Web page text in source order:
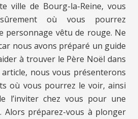
ville de Bourg-la-Reine, vous
où vous pourrez
personnage vêtu de rouge. Ne
nous avons préparé un guide
à trouver le Père Noël dans
nous vous présenterons
où vous pourrez le voir, ainsi
l’inviter chez vous pour une
Alors préparez-vous à plonger